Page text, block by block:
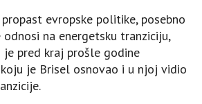
evropske politike, posebno
na energetsku tranziciju,
je pred kraj prošle godine
je Brisel osnovao i u njoj vidio